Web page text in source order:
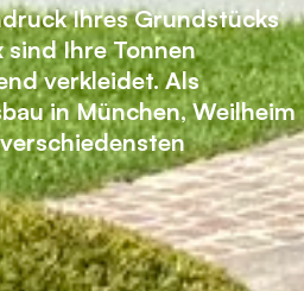
Ihres Grundstücks
Ihre Tonnen
verkleidet. Als
in München, Weilheim